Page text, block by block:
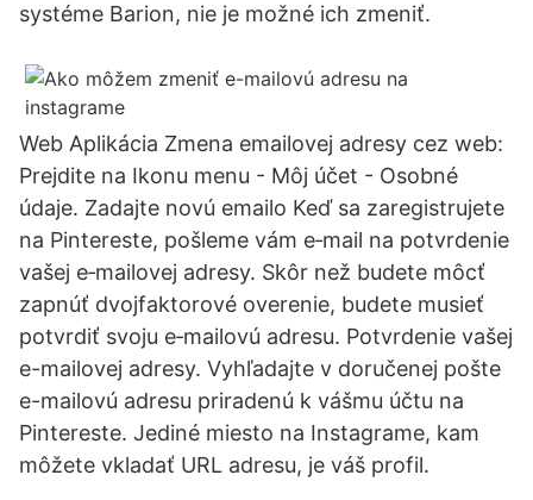
systéme Barion, nie je možné ich zmeniť.
Web Aplikácia Zmena emailovej adresy cez web:
Prejdite na Ikonu menu - Môj účet - Osobné
údaje. Zadajte novú emailo Keď sa zaregistrujete
na Pintereste, pošleme vám e‑mail na potvrdenie
vašej e‑mailovej adresy. Skôr než budete môcť
zapnúť dvojfaktorové overenie, budete musieť
potvrdiť svoju e‑mailovú adresu. Potvrdenie vašej
e-mailovej adresy. Vyhľadajte v doručenej pošte
e-mailovú adresu priradenú k vášmu účtu na
Pintereste. Jediné miesto na Instagrame, kam
môžete vkladať URL adresu, je váš profil.